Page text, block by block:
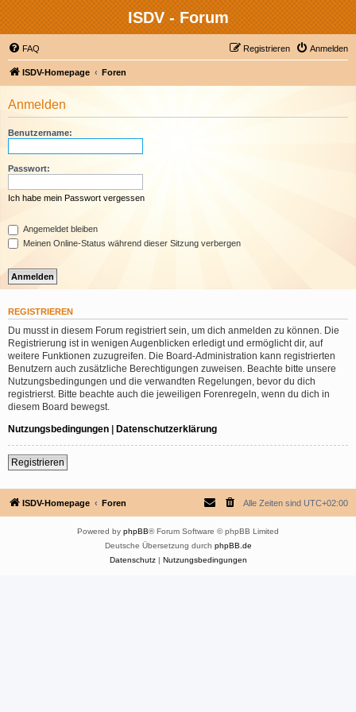
ISDV - Forum
FAQ Anmelden
Registrieren
ISDV-Homepage Foren
Anmelden
Benutzername:
Passwort:
Ich habe mein Passwort vergessen
Angemeldet bleiben
Meinen Online-Status während dieser Sitzung verbergen
REGISTRIEREN
Du musst in diesem Forum registriert sein, um dich anmelden zu können. Die
Registrierung ist in wenigen Augenblicken erledigt und ermöglicht dir, auf
weitere Funktionen zuzugreifen. Die Board-Administration kann registrierten
Benutzern auch zusätzliche Berechtigungen zuweisen. Beachte bitte unsere
Nutzungsbedingungen und die verwandten Regelungen, bevor du dich
registrierst. Bitte beachte auch die jeweiligen Forenregeln, wenn du dich in
diesem Board bewegst.
Nutzungsbedingungen | Datenschutzerklärung
Registrieren
ISDV-Homepage Foren Alle Zeiten sind UTC+02:00
Powered by phpBB® Forum Software © phpBB Limited
Deutsche Übersetzung durch phpBB.de
Datenschutz| Nutzungsbedingungen